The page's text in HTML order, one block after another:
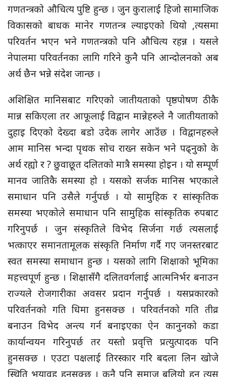
गणतन्त्रको औचित्य पुष्टि हुन्छ । जुन कुरालाई हिजो सामाजिक
विकासको बाधक मानेर गणतन्त्र ल्याइएको थियो ,त्यसमा
परिवर्तन भएन भने गणतन्त्रको पनि औचित्य रहन्न । यसले
नेपालमा परिवर्तनका लागि गरिने कुनै पनि आन्दोलनको अब
अर्थ छैन भन्ने संदेश जान्छ ।
अशिक्षित मानिसबाट गरिएको जातीयताको पृष्ठपोषण ठीकै
मान्न सकिएला तर आफूलाई विद्वान मान्नेहरुले नै जातीयताको
दुहाइ दिएको देख्दा बडो उदेक लागेर आउँछ । विद्वानहरुले
आम मानिस भन्दा पृथक सोच राख्न सकेन भने पढ्नुको के
अर्थ रह्यो र ? छुवाछूत दलितको मात्रै समस्या होइन । यो सम्पूर्ण
मानव जातिकै समस्या हो । यसको सर्जक मानिस भएकाले
समाधान पनि उसैले गर्नुपर्छ । यो सामुहिक र सांस्कृतिक
समस्या भएकोले समाधान पनि सामुहिक सांस्कृतिक रुपबाट
गरिनुपर्छ । जुन संस्कृतिले विभेद सिर्जना गर्छ त्यसलाई
भत्काएर समानतामूलक संस्कृति निर्माण गर्दै गए जनस्तरबाट
स्वत समस्या समाधान हुन्छ । यसको लागि शिक्षाको भूमिका
महत्त्वपूर्ण हुन्छ । शिक्षासँगै दलितवर्गलाई आत्मनिर्भर बनाउन
राज्यले रोजगारीका अवसर प्रदान गर्नुपर्छ । यसप्रकारको
परिवर्तनको गति धिमा हुनसक्छ । परिवर्तनको गति तीव्र
बनाउन विभेद अन्त्य गर्न बनाइएका ऐन कानुनको कडा
कार्यान्वयन गरिनुपर्छ तर यस्तो प्रवृत्ति प्रत्युत्पादक पनि
हुनसक्छ । एउटा पक्षलाई तिरस्कार गरि बदला लिन खोजे
स्थिति भयावह हुनसक्छ । कुनै पनि समाज बलियो हुन त्यस